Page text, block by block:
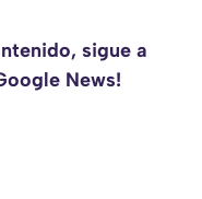
sigue a
News!